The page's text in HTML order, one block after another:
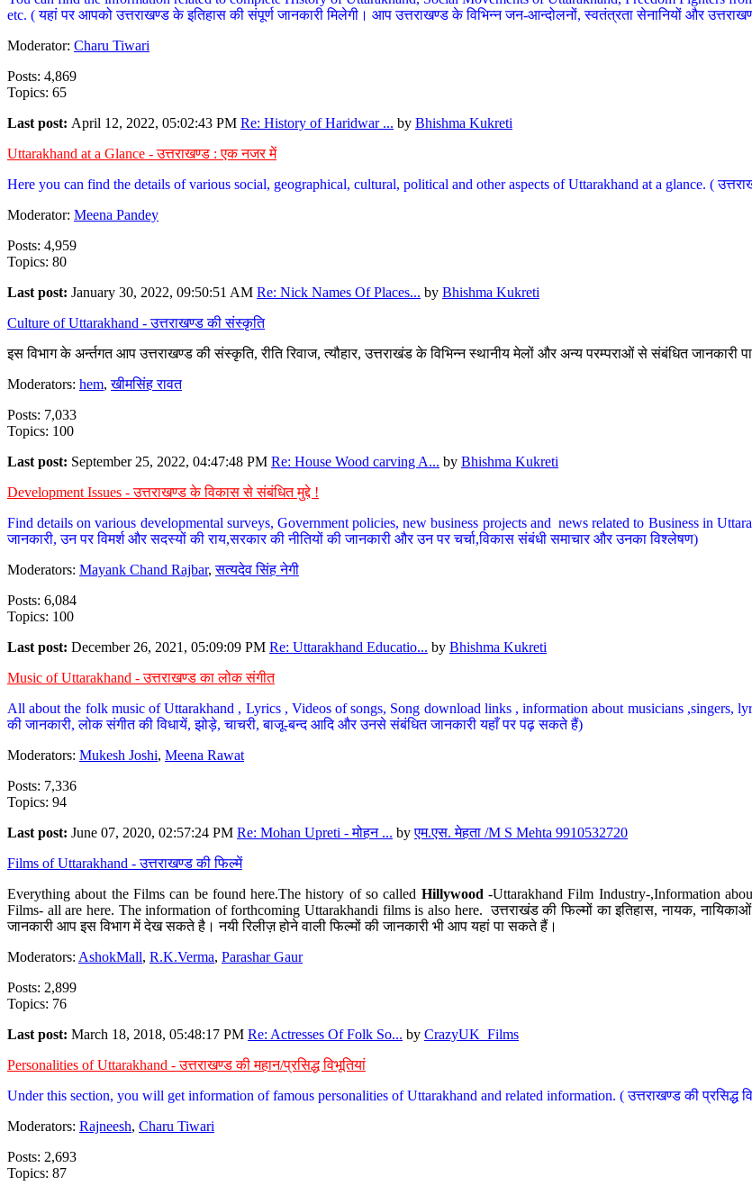
etc. ( यहां पर आपको उत्तराखण्ड के इतिहास की संपूर्ण जानकारी मिलेगी। आप उत्तराखण्ड के विभिन्न जन-आन्दोलनों, स्वतंत्रता सेनानियों और
Moderator: Charu Tiwari
Posts: 4,869
Topics: 65
Last post: April 12, 2022, 05:02:43 PM Re: History of Haridwar ... by Bhishma Kukreti
Uttarakhand at a Glance - उत्तराखण्ड : एक नजर में
Here you can find the details of various social, geographical, cultural, political and other aspects of Uttarakhand at a glance. (
Moderator: Meena Pandey
Posts: 4,959
Topics: 80
Last post: January 30, 2022, 09:50:51 AM Re: Nick Names Of Places... by Bhishma Kukreti
Culture of Uttarakhand - उत्तराखण्ड की संस्कृति
इस विभाग के अर्न्तगत आप उत्तराखण्ड की संस्कृति, रीति रिवाज, त्यौहार, उत्तराखंड के विभिन्न स्थानीय मेलों और अन्य परम्पराओं से संबंधित जानकारी
Moderators: hem,खीमसिंह रावत
Posts: 7,033
Topics: 100
Last post: September 25, 2022, 04:47:48 PM Re: House Wood carving A... by Bhishma Kukreti
Development Issues - उत्तराखण्ड के विकास से संबंधित मुद्दे !
Find details on various developmental surveys, Government policies, new business projects and news related to Business in
जानकारी, उन पर विमर्श और सदस्यों की राय,सरकार की नीतियों की जानकारी और उन पर चर्चा,विकास संबंधी समाचार और उनका विश्लेषण)
Moderators: Mayank Chand Rajbar,सत्यदेव सिंह नेगी
Posts: 6,084
Topics: 100
Last post: December 26, 2021, 05:09:09 PM Re: Uttarakhand Educatio... by Bhishma Kukreti
Music of Uttarakhand - उत्तराखण्ड का लोक संगीत
All about the folk music of Uttarakhand , Lyrics , Videos of songs, Song download links , information about musicians ,singers,
की जानकारी, लोक संगीत की विधायें, झोड़े, चाचरी, बाजू-बन्द आदि और उनसे संबंधित जानकारी यहाँ पर पढ़ सकते हैं)
Moderators: Mukesh Joshi, Meena Rawat
Posts: 7,336
Topics: 94
Last post: June 07, 2020, 02:57:24 PM Re: Mohan Upreti - मोहन ... byएम.एस. मेहता /M S Mehta 9910532720
Films of Uttarakhand - उत्तराखण्ड की फिल्में
Everything about the Films can be found here.The history of so called Hillywood-Uttarakhand Film Industry-,Information
Films- all are here. The information of forthcoming Uttarakhandi films is also here. उत्तराखंड की फिल्मों का इतिहास, नायक,
जानकारी आप इस विभाग में देख सकते है। नयी रिलीज़ होने वाली फिल्मों की जानकारी भी आप यहां पा सकते हैं।
Moderators: AshokMall, R.K.Verma, Parashar Gaur
Posts: 2,899
Topics: 76
Last post: March 18, 2018, 05:48:17 PM Re: Actresses Of Folk So... by CrazyUK_Films
Personalities of Uttarakhand - उत्तराखण्ड की महान/प्रसिद्ध विभूतियां
Under this section, you will get information of famous personalities of Uttarakhand and related information. ( उत्तराखण्ड की प्रसिद्ध
Moderators: Rajneesh, Charu Tiwari
Posts: 2,693
Topics: 87